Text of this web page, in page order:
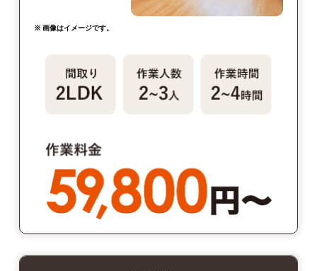
※ 画像はイメージです。